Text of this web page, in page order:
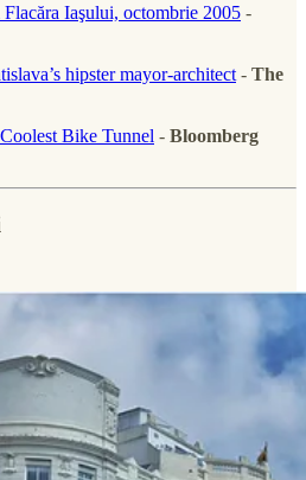
Iaşului, octombrie 2005 -
hipster mayor-architect - The
Bike Tunnel - Bloomberg